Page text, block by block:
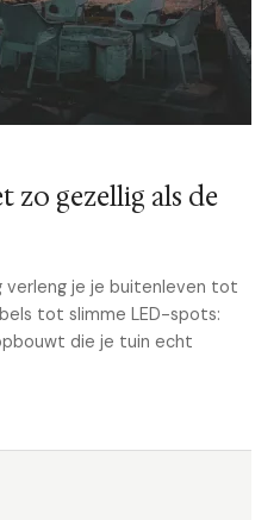
zo gezellig als de
je je buitenleven tot
tot slimme LED-spots:
die je tuin echt